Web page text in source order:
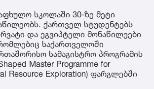
სკოლაში 30-ზე მეტი
ქართველ სტუდენტებს
და ეგვიპტელი მონაწილეები
საქართველოში
სამაგისტრო პროგრამის
Master Programme for
Resource Exploration) ფარგლებში